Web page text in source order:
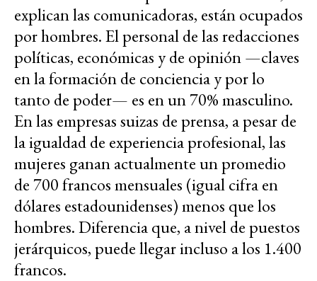
explican las comunicadoras, están ocupados
por hombres. El personal de las redacciones
políticas, económicas y de opinión —claves
en la formación de conciencia y por lo
tanto de poder— es en un 70% masculino.
En las empresas suizas de prensa, a pesar de
la igualdad de experiencia profesional, las
mujeres ganan actualmente un promedio
de 700 francos mensuales (igual cifra en
dólares estadounidenses) menos que los
hombres. Diferencia que, a nivel de puestos
jerárquicos, puede llegar incluso a los 1.400
francos.